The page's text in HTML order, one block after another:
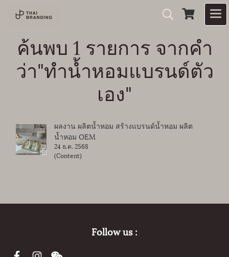
ค้นพบ 1 รายการ จากคำ
ว่า"ทำน้ำหอมแบรนด์ตัว
เอง"
ผลงาน ผลิตน้ำหอม สร้างแบรนด์น้ำหอม ผลิต
น้ำหอม OEM
24 ธ.ค. 2568
(Content)
Follow us :